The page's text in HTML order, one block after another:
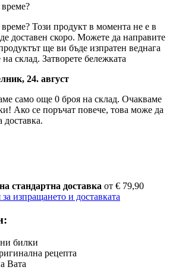
Този продукт в момента не е в
доставен скоро. Можете да направите
ще ви бъде изпратен веднага
на склад. Затворете бележката
24. август
само още 0 броя на склад. Очакваме
Ако се поръчат повече, това може да
доставка.
стандартна доставка от € 79,90
изпращането и доставката
билки
рецепта
Вата